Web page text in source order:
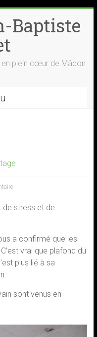
Baptiste
en plein cœur de Mâcon
de stress et de
a confirmé que les
vrai que plafond du
plus lié à sa
sont venus en